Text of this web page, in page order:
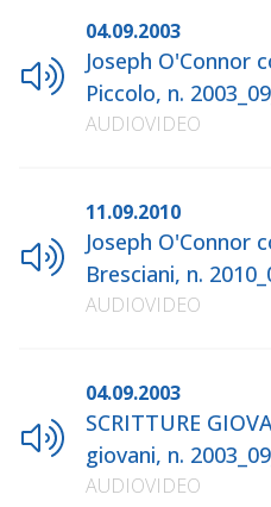
04.09.2003
Joseph O'Connor
Piccolo, n.
AUDIOVIDEO
11.09.2010
Joseph O'Connor
Bresciani, n.
AUDIOVIDEO
04.09.2003
SCRITTURE
giovani, n.
AUDIOVIDEO